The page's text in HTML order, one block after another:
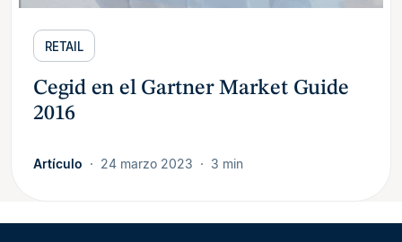
RETAIL
Cegid en el Gartner Market Guide
2016
Artículo 24 marzo 2023 3 min